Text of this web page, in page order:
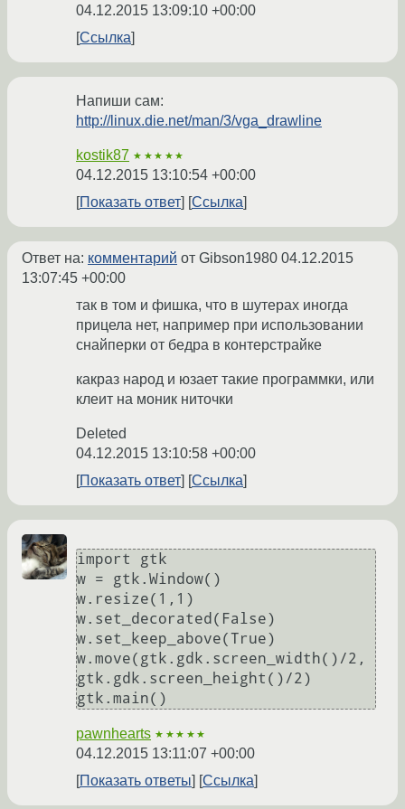
04.12.2015 13:09:10 +00:00
Ссылка
Напиши сам:
http://linux.die.net/man/3/vga_drawline
kostik87 ★★★★★
04.12.2015 13:10:54 +00:00
Показать ответ
Ссылка
Ответ на: комментарий от Gibson1980 04.12.2015
13:07:45 +00:00
так в том и фишка, что в шутерах иногда
прицела нет, например при использовании
снайперки от бедра в контерстрайке
какраз народ и юзает такие программки, или
клеит на моник ниточки
Deleted
04.12.2015 13:10:58 +00:00
Показать ответ
Ссылка
import gtk
w = gtk.Window()
w.resize(1,1)
w.set_decorated(False)
w.set_keep_above(True)
w.move(gtk.gdk.screen_width()/2,
gtk.gdk.screen_height()/2)
pawnhearts ★★★★★
04.12.2015 13:11:07 +00:00
Показать ответы
Ссылка